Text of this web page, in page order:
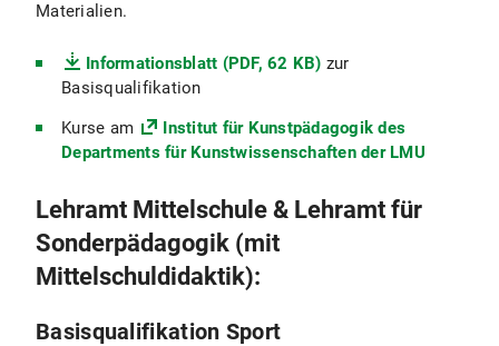
Materialien.
Informationsblatt (PDF, 62 KB) zur
Basisqualifikation
Kurse am
Institut für Kunstpädagogik des
Departments für Kunstwissenschaften der LMU
Lehramt Mittelschule & Lehramt für
Sonderpädagogik (mit
Mittelschuldidaktik):
Basisqualifikation Sport